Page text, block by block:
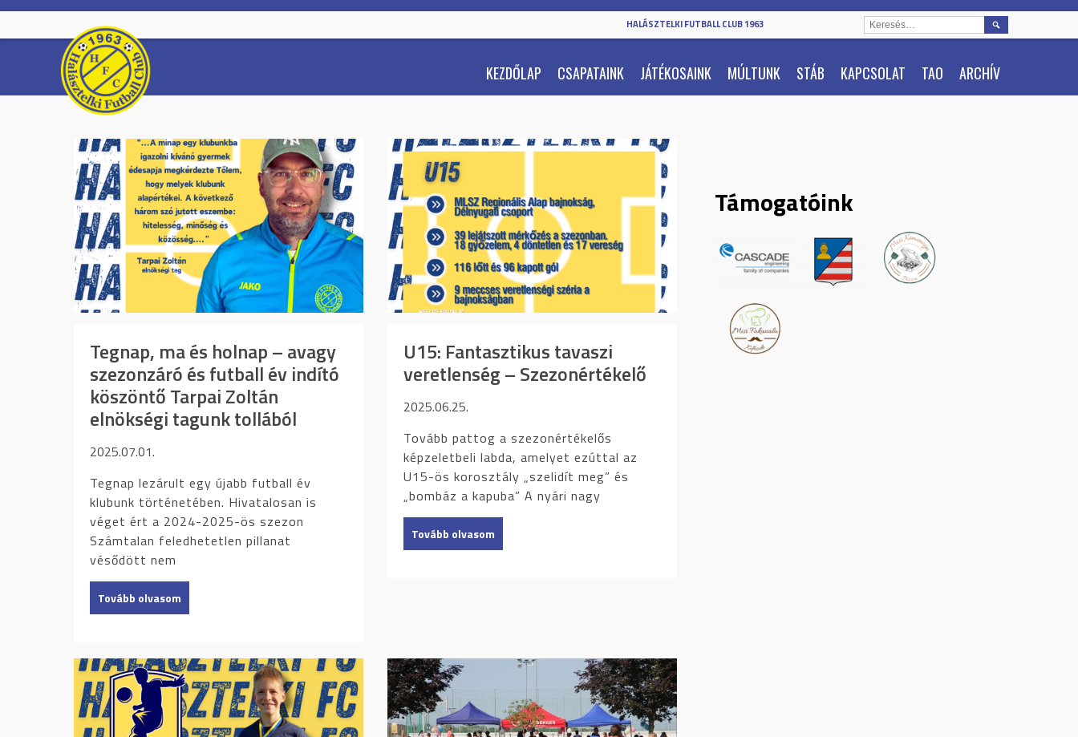
Skip
content
HALÁSZTELKI FUTBALL CLUB 1963
KEZDŐLAP CSAPATAINK JÁTÉKOSAINK MÚLTUNK STÁB KAPCSOLAT TAO ARCHÍV
KERESÉS:
Tegnap, ma és holnap – avagy
szezonzáró és futball év indító
köszöntő Tarpai Zoltán
elnökségi tagunk tollából
2025.07.01.
Tegnap lezárult egy újabb futball év
klubunk történetében. Hivatalosan is
véget ért a 2024-2025-ös szezon
Számtalan feledhetetlen pillanat
vésődött nem
Tovább olvasom
U15: Fantasztikus tavaszi
veretlenség – Szezonértékelő
2025.06.25.
Tovább pattog a szezonértékelős
képzeletbeli labda, amelyet ezúttal az
U15-ös korosztály „szelidít meg” és
„bombáz a kapuba” A nyári nagy
Tovább olvasom
Támogatóink